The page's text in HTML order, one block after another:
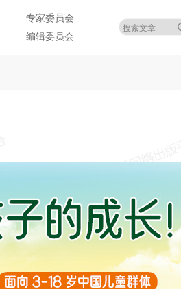
专家委员会
编辑委员会